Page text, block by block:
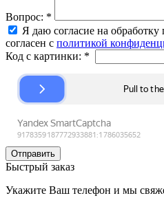
Вопрос: *
Я даю согласие на
согласен с политикой
Код с картинки: *
Быстрый заказ
Укажите Ваш телефон и мы